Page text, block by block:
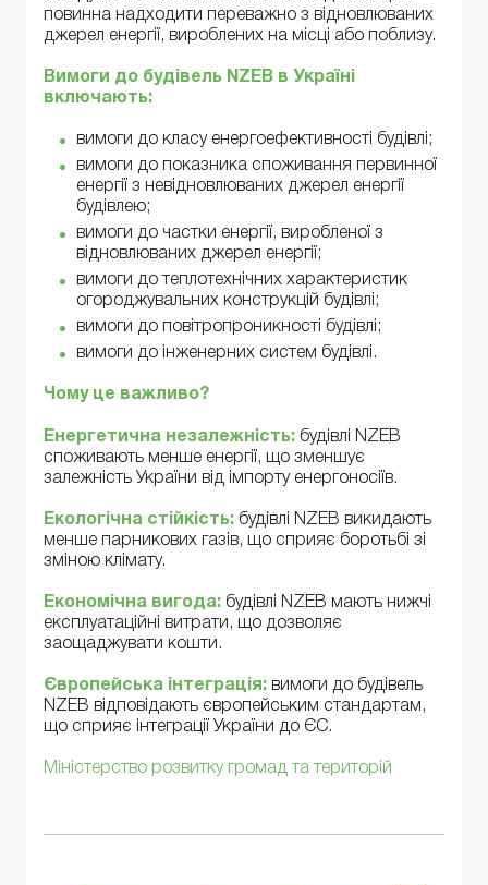
повинна надходити переважно з відновлюваних
джерел енергії, вироблених на місці або поблизу.
Вимоги до будівель NZEB в Україні
включають:
вимоги до класу енергоефективності будівлі;
вимоги до показника споживання первинної
енергії з невідновлюваних джерел енергії
будівлею;
вимоги до частки енергії, виробленої з
відновлюваних джерел енергії;
вимоги до теплотехнічних характеристик
огороджувальних конструкцій будівлі;
вимоги до повітропроникності будівлі;
вимоги до інженерних систем будівлі.
Чому це важливо?
Енергетична незалежність: будівлі NZEB
споживають менше енергії, що зменшує
залежність України від імпорту енергоносіїв.
Екологічна стійкість: будівлі NZEB викидають
менше парникових газів, що сприяє боротьбі зі
зміною клімату.
Економічна вигода: будівлі NZEB мають нижчі
експлуатаційні витрати, що дозволяє
заощаджувати кошти.
Європейська інтеграція: вимоги до будівель
NZEB відповідають європейським стандартам,
що сприяє інтеграції України до ЄС.
Міністерство розвитку громад та територій